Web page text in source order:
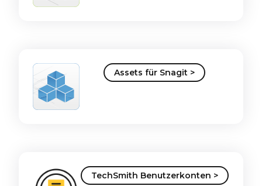
Assets für Snagit >
TechSmith Benutzerkonten >